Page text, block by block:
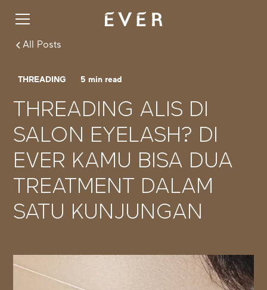
All Posts
THREADING 5 min read
THREADING ALIS DI
SALON EYELASH? DI
EVER KAMU BISA DUA
TREATMENT DALAM
SATU KUNJUNGAN